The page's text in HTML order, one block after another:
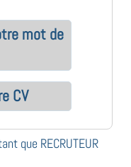
mot de
CV
que RECRUTEUR